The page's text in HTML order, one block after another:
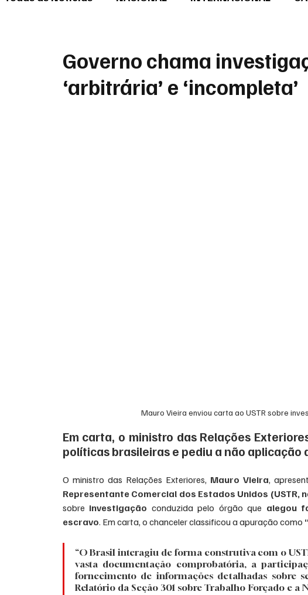
Governo chama
‘arbitrária’ e ‘incompleta’
Mauro Vieira enviou carta ao USTR sobre
Em carta, o ministro das Relações
políticas brasileiras e pediu a não aplicação
O ministro das Relações Exteriores, Mauro Vieira,
Representante Comercial dos Estados Unidos (USTR,
sobre investigação conduzida pelo órgão que alegou
escravo. Em carta, o chanceler classificou a apuração como
“O Brasil interagiu de forma construtiva com o
vasta documentação comprobatória, a
fornecimento de informações detalhadas sobre
Relatório da Seção 301 sobre Trabalho Forçado e